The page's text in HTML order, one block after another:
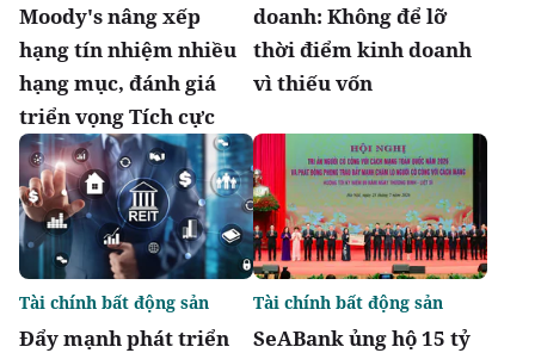
Moody's nâng xếp
hạng tín nhiệm nhiều
hạng mục, đánh giá
triển vọng Tích cực
doanh: Không để lỡ
thời điểm kinh doanh
vì thiếu vốn
Đẩy mạnh phát triển
Tài chính bất động sản
SeABank ủng hộ 15 tỷ
Tài chính bất động sản